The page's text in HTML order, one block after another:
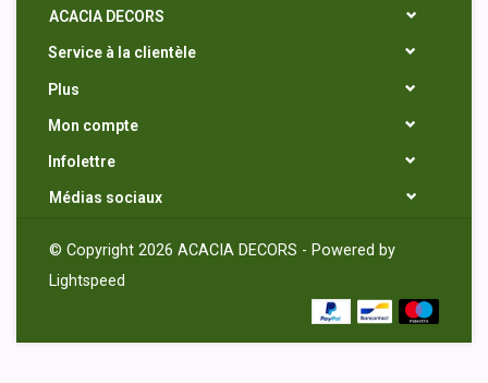
ACACIA DECORS
Service à la clientèle
Plus
Mon compte
Infolettre
Médias sociaux
© Copyright 2026 ACACIA DECORS - Powered by
Lightspeed